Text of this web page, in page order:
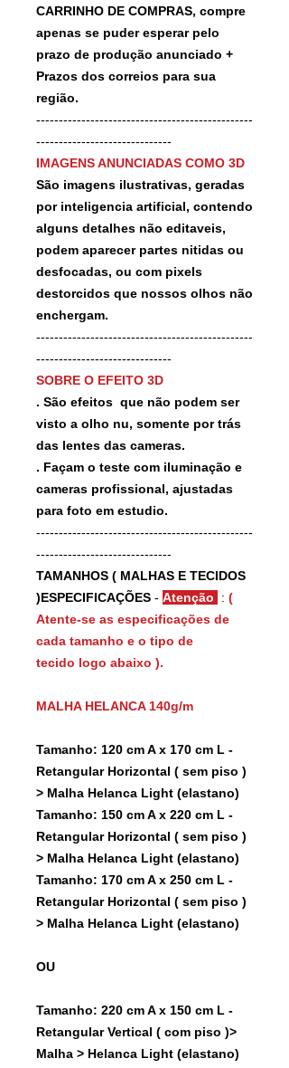
CARRINHO DE COMPRAS, compre
apenas se puder esperar pelo
prazo de produção anunciado +
Prazos dos correios para sua
região.
------------------------------------------------
------------------------------
IMAGENS ANUNCIADAS COMO 3D
São imagens ilustrativas, geradas
por inteligencia artificial, contendo
alguns detalhes não editaveis,
podem aparecer partes nitidas ou
desfocadas, ou com pixels
destorcidos que nossos olhos não
enchergam.
------------------------------------------------
------------------------------
SOBRE O EFEITO 3D
. São efeitos que não podem ser
visto a olho nu, somente por trás
das lentes das cameras.
. Façam o teste com iluminação e
cameras profissional, ajustadas
para foto em estudio.
------------------------------------------------
------------------------------
TAMANHOS ( MALHAS E TECIDOS
)ESPECIFICAÇÕES - Atenção : (
Atente-se as especificações de
cada tamanho e o tipo de
tecido logo abaixo ).
MALHA HELANCA 140g/m
Tamanho: 120 cm A x 170 cm L -
Retangular Horizontal ( sem piso )
> Malha Helanca Light (elastano)
Tamanho: 150 cm A x 220 cm L -
Retangular Horizontal ( sem piso )
> Malha Helanca Light (elastano)
Tamanho: 170 cm A x 250 cm L -
Retangular Horizontal ( sem piso )
> Malha Helanca Light (elastano)
OU
Tamanho: 220 cm A x 150 cm L -
Retangular Vertical ( com piso )>
Malha > Helanca Light (elastano)